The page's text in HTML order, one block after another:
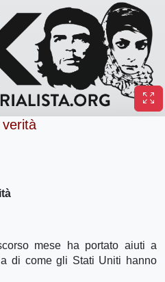
mese ha portato aiuti a
di come gli Stati Uniti hanno